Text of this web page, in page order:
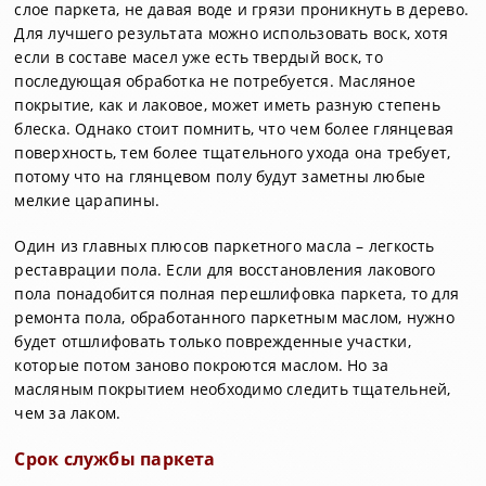
слое паркета, не давая воде и грязи проникнуть в дерево.
Для лучшего результата можно использовать воск, хотя
если в составе масел уже есть твердый воск, то
последующая обработка не потребуется. Масляное
покрытие, как и лаковое, может иметь разную степень
блеска. Однако стоит помнить, что чем более глянцевая
поверхность, тем более тщательного ухода она требует,
потому что на глянцевом полу будут заметны любые
мелкие царапины.
Один из главных плюсов паркетного масла – легкость
реставрации пола. Если для восстановления лакового
пола понадобится полная перешлифовка паркета, то для
ремонта пола, обработанного паркетным маслом, нужно
будет отшлифовать только поврежденные участки,
которые потом заново покроются маслом. Но за
масляным покрытием необходимо следить тщательней,
чем за лаком.
Срок службы паркета